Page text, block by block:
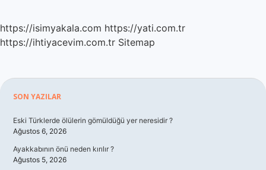
https://isimyakala.com https://yati.com.tr
https://ihtiyacevim.com.tr Sitemap
Sidebar
SON YAZILAR
Eski Türklerde ölülerin gömüldüğü yer neresidir ?
Ağustos 6, 2026
Ayakkabının önü neden kırılır ?
Ağustos 5, 2026